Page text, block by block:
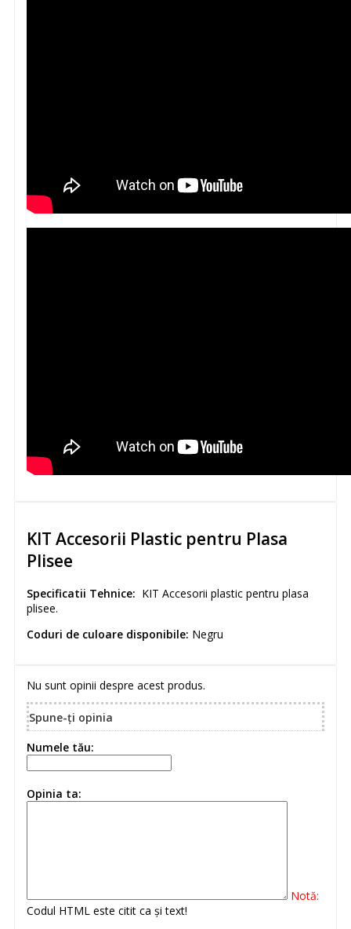
KIT Accesorii Plastic pentru Plasa
Plisee
Specificatii Tehnice: KIT Accesorii plastic pentru plasa
plisee.
Coduri de culoare disponibile: Negru
Nu sunt opinii despre acest produs.
Spune-ţi opinia
Numele tău:
Opinia ta:
Notă:
Codul HTML este citit ca şi text!